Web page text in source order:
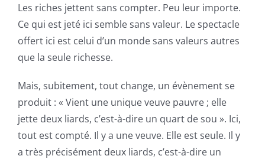
Les riches jettent sans compter. Peu leur importe.
Ce qui est jeté ici semble sans valeur. Le spectacle
offert ici est celui d’un monde sans valeurs autres
que la seule richesse.
Mais, subitement, tout change, un évènement se
produit : « Vient une unique veuve pauvre ; elle
jette deux liards, c’est-à-dire un quart de sou ». Ici,
tout est compté. Il y a une veuve. Elle est seule. Il y
a très précisément deux liards, c’est-à-dire un